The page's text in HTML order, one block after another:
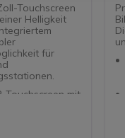
Touchscreen
Helligkeit
für
Touchscreen mit